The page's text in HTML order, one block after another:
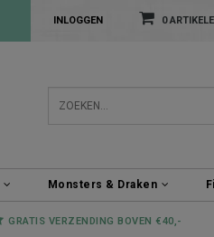
INLOGGEN 0
Monsters & Draken
GRATIS VERZENDING BOVEN €40,-